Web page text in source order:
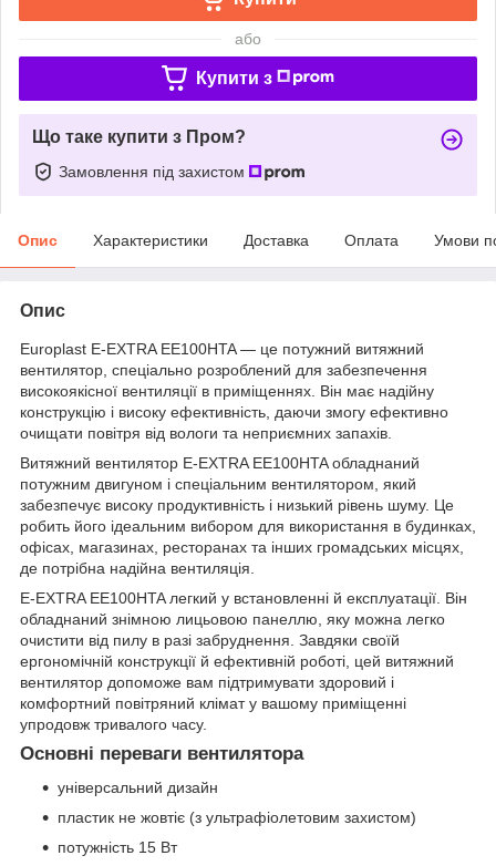
або
Купити з
Що таке купити з Пром?
Замовлення під захистом
Опис Характеристики Доставка Оплата Умови
Опис
Europlast E-EXTRA EЕ100HTA — це потужний витяжний
вентилятор, спеціально розроблений для забезпечення
високоякісної вентиляції в приміщеннях. Він має надійну
конструкцію і високу ефективність, даючи змогу ефективно
очищати повітря від вологи та неприємних запахів.
Витяжний вентилятор E-EXTRA EЕ100HTA обладнаний
потужним двигуном і спеціальним вентилятором, який
забезпечує високу продуктивність і низький рівень шуму. Це
робить його ідеальним вибором для використання в будинках,
офісах, магазинах, ресторанах та інших громадських місцях,
де потрібна надійна вентиляція.
E-EXTRA EЕ100HTA легкий у встановленні й експлуатації. Він
обладнаний знімною лицьовою панеллю, яку можна легко
очистити від пилу в разі забруднення. Завдяки своїй
ергономічній конструкції й ефективній роботі, цей витяжний
вентилятор допоможе вам підтримувати здоровий і
комфортний повітряний клімат у вашому приміщенні
упродовж тривалого часу.
Основні переваги вентилятора
універсальний дизайн
пластик не жовтіє (з ультрафіолетовим захистом)
потужність 15 Вт